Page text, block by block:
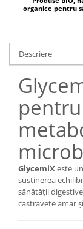
Igienă Personală
Mâini și Unghii
Creme mâini
Tratamente
Cosmetice
Beauty of Joseon
PETITFEE
Mary & May
COSRX
BIODANCE
OOTD
Probiotice
Quercetin
Resveratrol
Scortisoara
Seleniu
Seminte de in
Silimarina
Spirulina
organice pentru
Descriere
GlycemiXeste
susținerea
sănătății
castravete amar